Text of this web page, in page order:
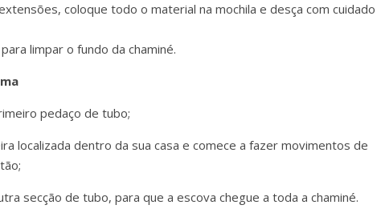
coloque todo o material na mochila e desça com cuidado
limpar o fundo da chaminé.
pedaço de tubo;
localizada dentro da sua casa e comece a fazer movimentos de
secção de tubo, para que a escova chegue a toda a chaminé.